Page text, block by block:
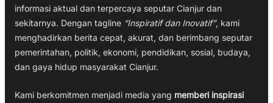
informasi aktual dan terpercaya seputar Cianjur dan
sekitarnya. Dengan tagline “Inspiratif dan Inovatif”, kami
menghadirkan berita cepat, akurat, dan berimbang seputar
pemerintahan, politik, ekonomi, pendidikan, sosial, budaya,
dan gaya hidup masyarakat Cianjur.
Kami berkomitmen menjadi media yang memberi inspirasi